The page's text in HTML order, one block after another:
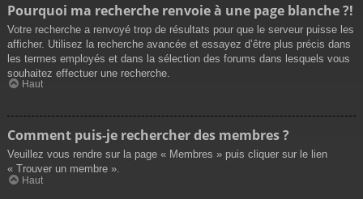
Pourquoi ma recherche renvoie à une page blanche ?!
Votre recherche a renvoyé trop de résultats pour que le serveur puisse les
afficher. Utilisez la recherche avancée et essayez d’être plus précis dans
les termes employés et dans la sélection des forums dans lesquels vous
souhaitez effectuer une recherche.
Haut
Comment puis-je rechercher des membres ?
Veuillez vous rendre sur la page « Membres » puis cliquer sur le lien
« Trouver un membre ».
Haut